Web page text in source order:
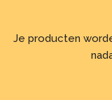
Je producten